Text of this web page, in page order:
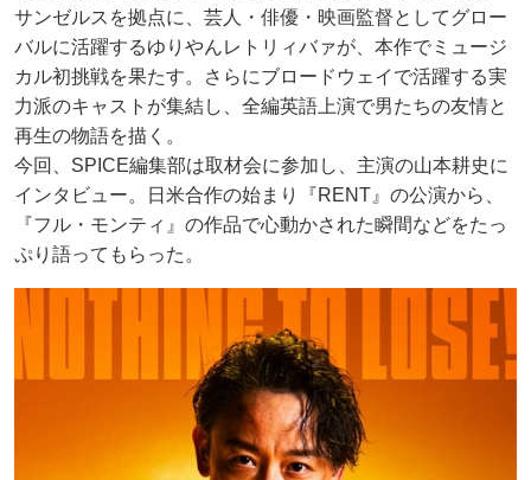
サンゼルスを拠点に、芸人・俳優・映画監督としてグロー
バルに活躍するゆりやんレトリィバァが、本作でミュージ
カル初挑戦を果たす。さらにブロードウェイで活躍する実
力派のキャストが集結し、全編英語上演で男たちの友情と
再生の物語を描く。
今回、SPICE編集部は取材会に参加し、主演の山本耕史に
インタビュー。日米合作の始まり『RENT』の公演から、
『フル・モンティ』の作品で心動かされた瞬間などをたっ
ぷり語ってもらった。